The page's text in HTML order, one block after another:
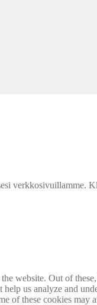
website. Out of
us analyze and
of these cookies may